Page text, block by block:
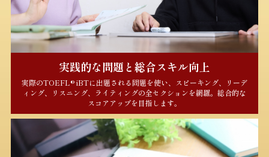
実践的な問題と総合スキル向上
実際のTOEFL® iBTに出題される問題を使い、スピーキング、リーデ
ィング、リスニング、ライティングの全セクションを網羅。総合的な
スコアアップを目指します。